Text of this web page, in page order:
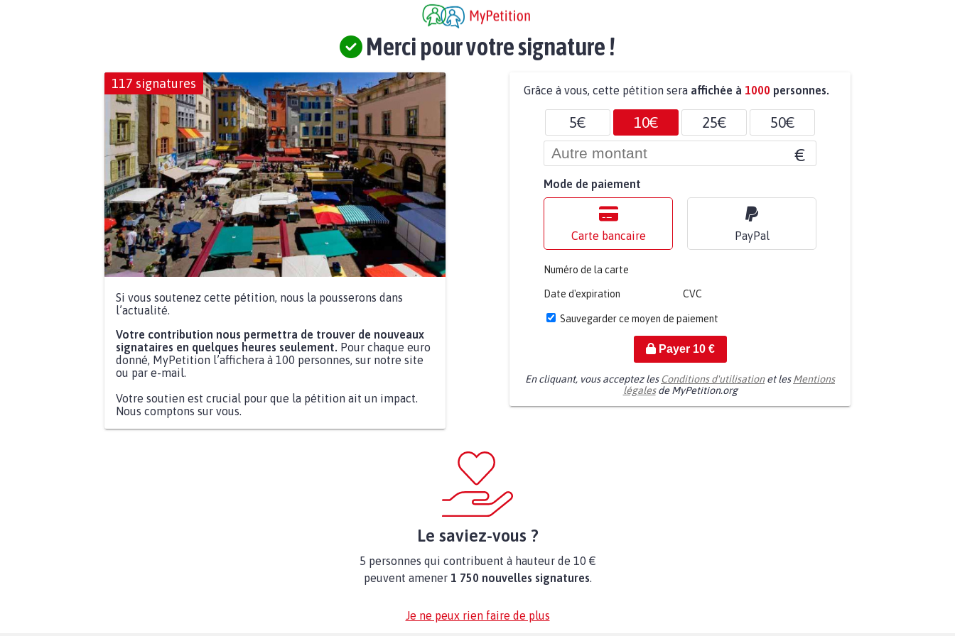
Merci pour votre signature !
117 signatures
Si vous soutenez cette pétition, nous la pousserons dans
l’actualité.
Votre contribution nous permettra de trouver de nouveaux
signataires en quelques heures seulement. Pour chaque euro
donné, MyPetition l’affichera à 100 personnes, sur notre site
ou par e-mail.
Votre soutien est crucial pour que la pétition ait un impact.
Nous comptons sur vous.
Grâce à vous, cette pétition sera affichée à 1000 personnes.
5€ 10€ 25€ 50€
€
Mode de paiement
Carte bancaire PayPal
Numéro de la carte
Date d'expiration CVC
Sauvegarder ce moyen de paiement
Payer 10€
En cliquant, vous acceptez les Conditions d'utilisationet lesMentions
légalesde MyPetition.org
Le saviez-vous ?
5 personnes qui contribuent à hauteur de 10 €
peuvent amener 1 750 nouvelles signatures.
Je ne peux rien faire de plus